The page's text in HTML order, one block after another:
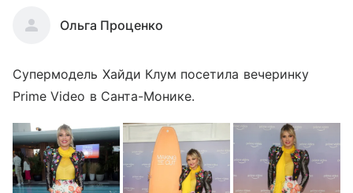
Ольга Проценко
Супермодель Хайди Клум посетила вечеринку
Prime Video в Санта-Монике.